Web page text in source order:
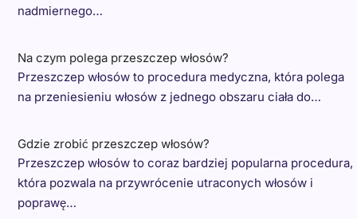
nadmiernego…
Na czym polega przeszczep włosów?
Przeszczep włosów to procedura medyczna, która polega
na przeniesieniu włosów z jednego obszaru ciała do…
Gdzie zrobić przeszczep włosów?
Przeszczep włosów to coraz bardziej popularna procedura,
która pozwala na przywrócenie utraconych włosów i
poprawę…